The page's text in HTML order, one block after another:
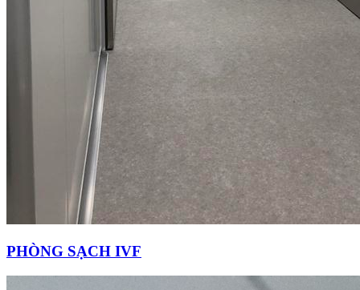
PHÒNG SẠCH IVF